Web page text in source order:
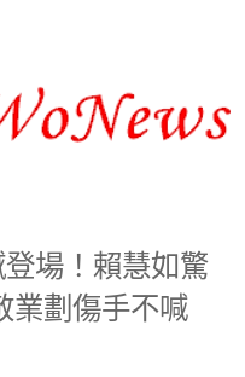
登場！賴慧如驚
業劃傷手不喊